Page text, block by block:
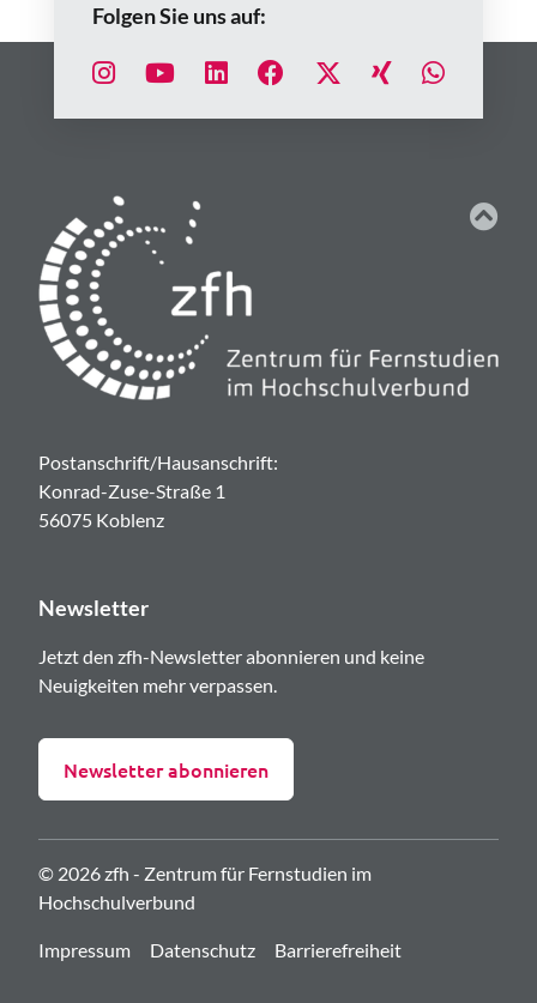
Folgen Sie uns auf:
Postanschrift/Hausanschrift:
Konrad-Zuse-Straße 1
56075 Koblenz
Newsletter
Jetzt den zfh-Newsletter abonnieren und keine
Neuigkeiten mehr verpassen.
Newsletter abonnieren
© 2026 zfh - Zentrum für Fernstudien im
Hochschulverbund
Impressum Datenschutz Barrierefreiheit